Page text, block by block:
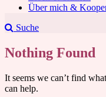
Über mich &
Suche
Nothing Found
It seems we can’t find
can help.